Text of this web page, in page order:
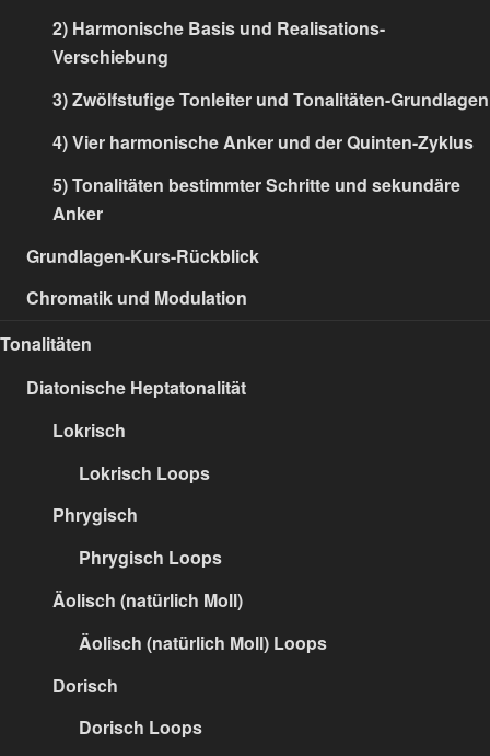
2) Harmonische Basis und Realisations-
Verschiebung
3) Zwölfstufige Tonleiter und Tonalitäten-Grundlagen
4) Vier harmonische Anker und der Quinten-Zyklus
5) Tonalitäten bestimmter Schritte und sekundäre
Anker
Grundlagen-Kurs-Rückblick
Chromatik und Modulation
Tonalitäten
Diatonische Heptatonalität
Lokrisch
Lokrisch Loops
Phrygisch
Phrygisch Loops
Äolisch (natürlich Moll)
Äolisch (natürlich Moll) Loops
Dorisch
Dorisch Loops